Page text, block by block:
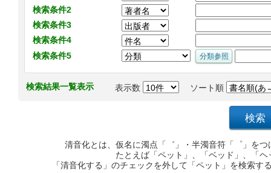
検索条件2
検索条件3
検索条件4
検索条件5
検索結果一覧表示 表示数 ソート順
清音化とは、仮名に濁点「゛」・半濁音符「゜」を
たとえば「ペット」、「ベッド」、「
「清音化する」のチェックを外して「ペット」を検索